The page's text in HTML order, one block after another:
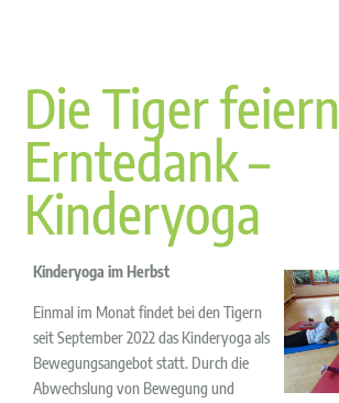
Die Tiger feiern
Erntedank –
Kinderyoga
Kinderyoga im Herbst
Einmal im Monat findet bei den Tigern
seit September 2022 das Kinderyoga als
Bewegungsangebot statt. Durch die
Abwechslung von Bewegung und